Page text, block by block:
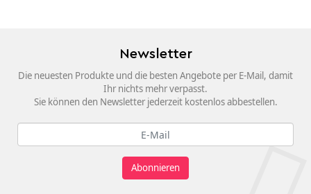
Newsletter
Die neuesten Produkte und die besten Angebote per E-Mail, damit
Ihr nichts mehr verpasst.
Sie können den Newsletter jederzeit kostenlos abbestellen.
Abonnieren